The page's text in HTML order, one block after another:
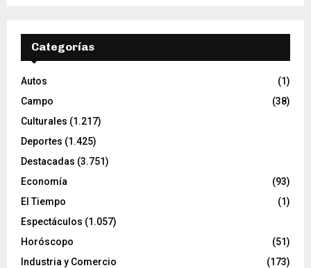
Categorías
Autos
(1)
Campo
(38)
Culturales (1.217)
Deportes (1.425)
Destacadas (3.751)
Economía
(93)
El Tiempo
(1)
Espectáculos (1.057)
Horóscopo
(51)
Industria y Comercio
(173)